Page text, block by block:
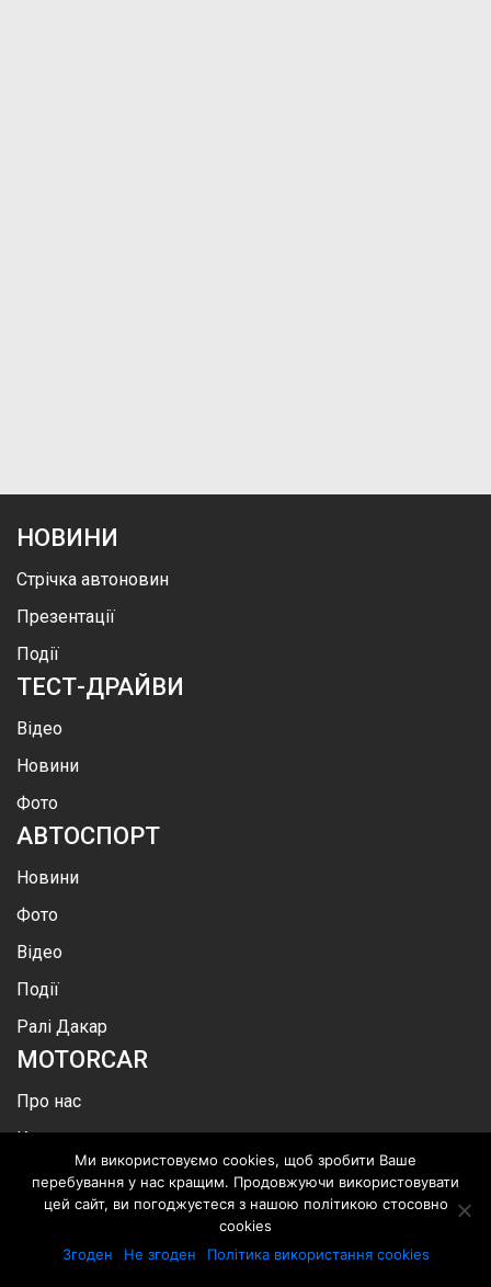
НОВИНИ
Стрічка автоновин
Презентації
Події
ТЕСТ-ДРАЙВИ
Відео
Новини
Фото
АВТОСПОРТ
Новини
Фото
Відео
Події
Ралі Дакар
MOTORCAR
Про нас
Каталог
автомобілів
Реклама
Контакти
Ми використовуємо cookies, щоб зробити Ваше
перебування у нас кращим. Продовжуючи використовувати
цей сайт, ви погоджуєтеся з нашою політикою стосовно
cookies
Згоден
Не згоден Політика використання cookies